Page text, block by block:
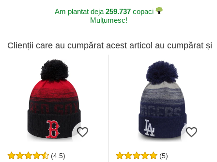
Am plantat deja 259.737copaci
Mulțumesc!
Clienții care au cumpărat acest articol au cumpărat și
(4.5) (5)